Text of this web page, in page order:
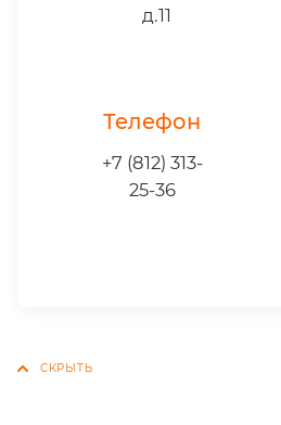
д.11
Телефон
+7 (812) 313-
25-36